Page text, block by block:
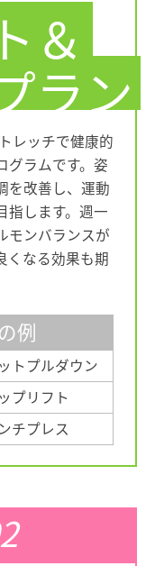
＆
ラン
レッチで健康的
グラムです。姿
を改善し、運動
指します。週一
モンバランスが
くなる効果も期
例
トプルダウン
プリフト
チプレス